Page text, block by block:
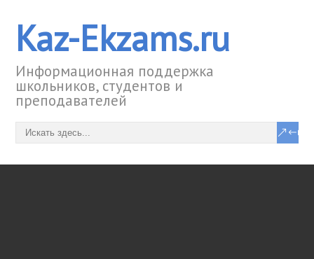
Kaz-Ekzams.ru
Информационная поддержка
школьников, студентов и
преподавателей